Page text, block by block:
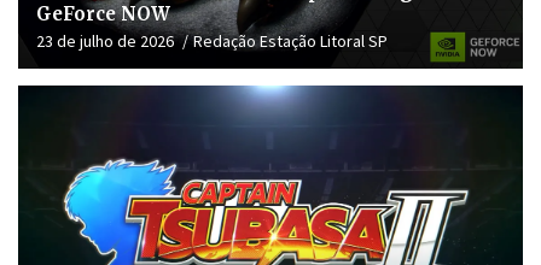
GeForce NOW
23 de julho de 2026 Redação Estação Litoral SP